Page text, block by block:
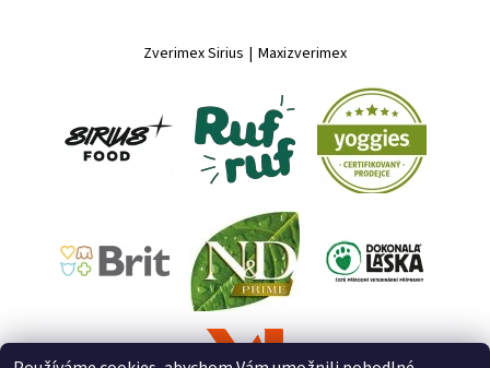
Zverimex Sirius | Maxizverimex